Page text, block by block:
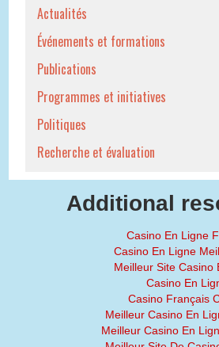
Actualités
Événements et formations
Publications
Programmes et initiatives
Politiques
Recherche et évaluation
Additional
Casino En Ligne
Casino En Ligne
Meilleur Site Casino
Casino En
Casino Français
Meilleur Casino En
Meilleur Casino En